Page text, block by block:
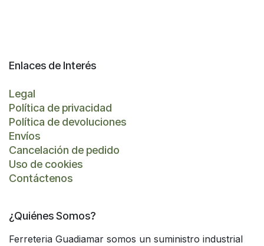
Enlaces de Interés
Legal
Política de privacidad
Política de devoluciones
Envíos
Cancelación de pedido
Uso de cookies
Contáctenos
¿Quiénes Somos?
Ferreteria Guadiamar somos un suministro industrial